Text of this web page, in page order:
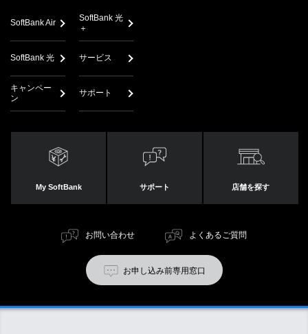
SoftBank Air
SoftBank 光
＋
SoftBank 光 サービス
キャンペー
ン
サポート
My SoftBank サポート 店舗を探す
お問い合わせ よくあるご質問
お申し込み前専用窓口